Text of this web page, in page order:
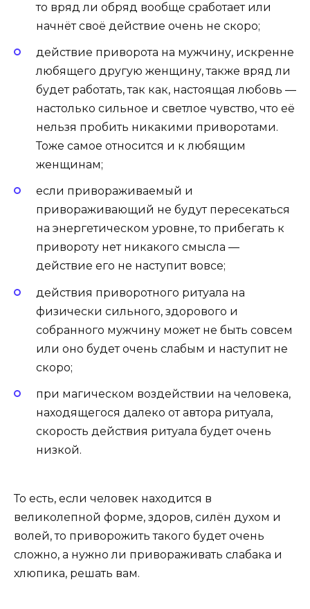
то вряд ли обряд вообще сработает или
начнёт своё действие очень не скоро;
действие приворота на мужчину, искренне
любящего другую женщину, также вряд ли
будет работать, так как, настоящая любовь —
настолько сильное и светлое чувство, что её
нельзя пробить никакими приворотами.
Тоже самое относится и к любящим
женщинам;
если привораживаемый и
привораживающий не будут пересекаться
на энергетическом уровне, то прибегать к
привороту нет никакого смысла —
действие его не наступит вовсе;
действия приворотного ритуала на
физически сильного, здорового и
собранного мужчину может не быть совсем
или оно будет очень слабым и наступит не
скоро;
при магическом воздействии на человека,
находящегося далеко от автора ритуала,
скорость действия ритуала будет очень
низкой.
То есть, если человек находится в
великолепной форме, здоров, силён духом и
волей, то приворожить такого будет очень
сложно, а нужно ли привораживать слабака и
хлюпика, решать вам.